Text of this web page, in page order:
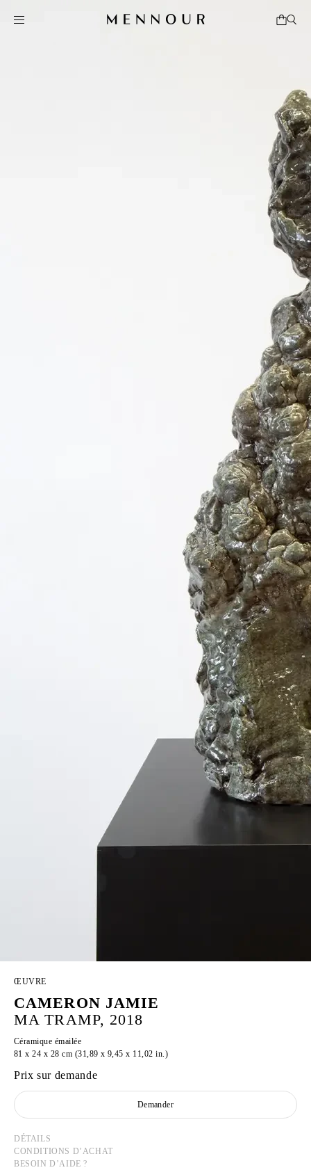
ŒUVRE
CAMERON JAMIE
MA TRAMP, 2018
Céramique émailée
81 x 24 x 28 cm (31,89 x 9,45 x 11,02 in.)
Prix sur demande
Demander
DÉTAILS
CONDITIONS D’ACHAT
BESOIN D’AIDE ?